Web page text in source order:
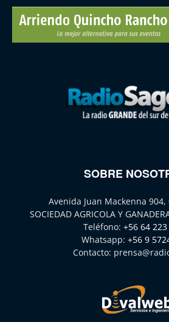
SOBRE
Avenida Juan Mackenna
SOCIEDAD AGRICOLA Y
Teléfono: +56 64
Whatsapp: +56 9
Contacto: